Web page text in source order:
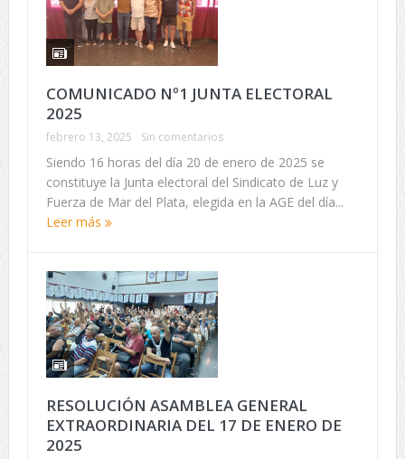
COMUNICADO Nº1 JUNTA ELECTORAL
2025
febrero 13, 2025 Sin comentarios
Siendo 16 horas del día 20 de enero de 2025 se
constituye la Junta electoral del Sindicato de Luz y
Fuerza de Mar del Plata, elegida en la AGE del día...
Leer más
RESOLUCIÓN ASAMBLEA GENERAL
EXTRAORDINARIA DEL 17 DE ENERO DE
2025